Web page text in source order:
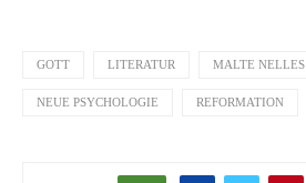
GOTT LITERATUR MALTE NELLES
NEUE PSYCHOLOGIE REFORMATION